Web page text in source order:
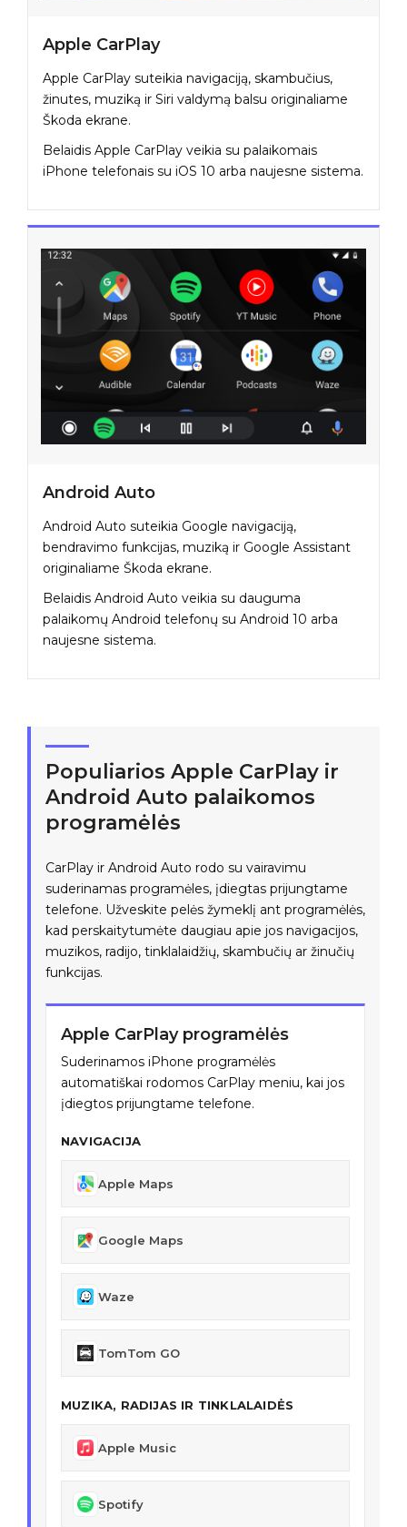
Apple CarPlay
Apple CarPlay suteikia navigaciją, skambučius,
žinutes, muziką ir Siri valdymą balsu originaliame
Škoda ekrane.
Belaidis Apple CarPlay veikia su palaikomais
iPhone telefonais su iOS 10 arba naujesne sistema.
Android Auto
Android Auto suteikia Google navigaciją,
bendravimo funkcijas, muziką ir Google Assistant
originaliame Škoda ekrane.
Belaidis Android Auto veikia su dauguma
palaikomų Android telefonų su Android 10 arba
naujesne sistema.
Populiarios Apple CarPlay ir
Android Auto palaikomos
programėlės
CarPlay ir Android Auto rodo su vairavimu
suderinamas programėles, įdiegtas prijungtame
telefone. Užveskite pelės žymeklį ant programėlės,
kad perskaitytumėte daugiau apie jos navigacijos,
muzikos, radijo, tinklalaidžių, skambučių ar žinučių
funkcijas.
Apple CarPlay programėlės
Suderinamos iPhone programėlės
automatiškai rodomos CarPlay meniu, kai jos
įdiegtos prijungtame telefone.
NAVIGACIJA
Apple Maps
Google Maps
Waze
TomTom GO
MUZIKA, RADIJAS IR TINKLALAIDĖS
Apple Music
Spotify